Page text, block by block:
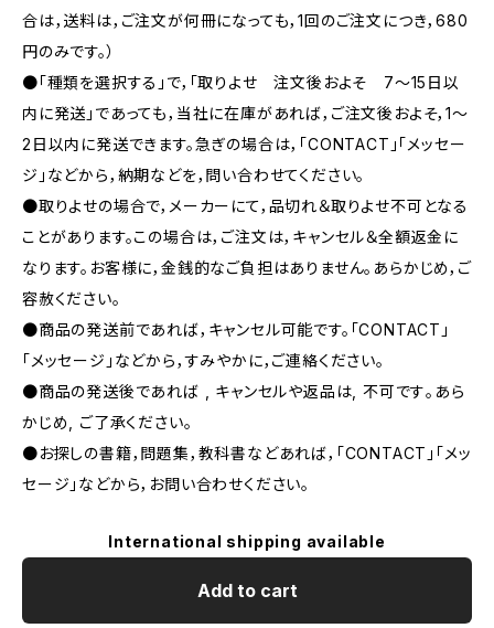
合は，送料は，ご注文が何冊になっても，1回のご注文につき，680
円のみです。）
●「種類を選択する」で，「取りよせ 注文後およそ 7〜15日以
内に発送」であっても，当社に在庫があれば，ご注文後およそ，1〜
2日以内に発送できます。急ぎの場合は，「CONTACT」「メッセー
ジ」などから，納期などを，問い合わせてください。
●取りよせの場合で，メーカーにて，品切れ＆取りよせ不可となる
ことがあります。この場合は，ご注文は，キャンセル＆全額返金に
なります。お客様に，金銭的なご負担はありません。あらかじめ，ご
容赦ください。
●商品の発送前であれば，キャンセル可能です。「CONTACT」
「メッセージ」などから，すみやかに，ご連絡ください。
●商品の発送後であれば , キャンセルや返品は, 不可です｡あら
かじめ, ご了承ください｡
●お探しの書籍，問題集，教科書などあれば，「CONTACT」「メッ
セージ」などから，お問い合わせください。
International shipping available
Add to cart